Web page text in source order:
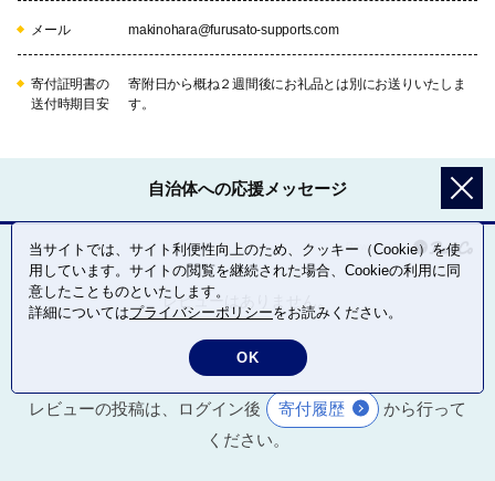
メール makinohara@furusato-supports.com
寄付証明書の
送付時期目安
寄附日から概ね２週間後にお礼品とは別にお送りいたしま
す。
自治体への応援メッセージ
レビューはありません。
レビューの投稿は、ログイン後 寄付履歴
から行って
ください。
当サイトでは、サイト利便性向上のため、クッキー（Cookie）を使
用しています。サイトの閲覧を継続された場合、Cookieの利用に同
意したことものといたします。
詳細についてはプライバシーポリシーをお読みください。
OK